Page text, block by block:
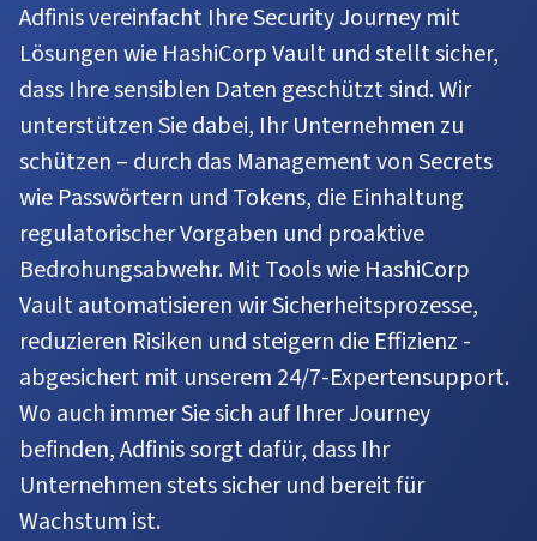
Adfinis vereinfacht Ihre Security Journey mit
Lösungen wie HashiCorp Vault und stellt sicher,
dass Ihre sensiblen Daten geschützt sind. Wir
unterstützen Sie dabei, Ihr Unternehmen zu
schützen – durch das Management von Secrets
wie Passwörtern und Tokens, die Einhaltung
regulatorischer Vorgaben und proaktive
Bedrohungsabwehr. Mit Tools wie HashiCorp
Vault automatisieren wir Sicherheitsprozesse,
reduzieren Risiken und steigern die Effizienz -
abgesichert mit unserem 24/7-Expertensupport.
Wo auch immer Sie sich auf Ihrer Journey
befinden, Adfinis sorgt dafür, dass Ihr
Unternehmen stets sicher und bereit für
Wachstum ist.